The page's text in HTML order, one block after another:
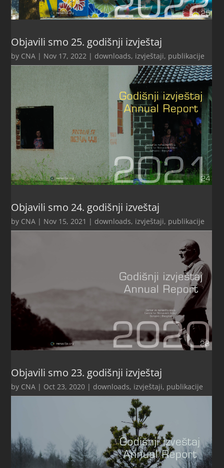
Objavili smo 25. godišnji izvještaj
by CNA | Nov 17, 2022 | downloads, izvještaji, publikacije
Objavili smo 24. godišnji izveštaj
by CNA | Nov 15, 2021 | downloads, izvještaji, publikacije
Objavili smo 23. godišnji izvještaj
by CNA | Oct 23, 2020 | downloads, izvještaji, publikacije